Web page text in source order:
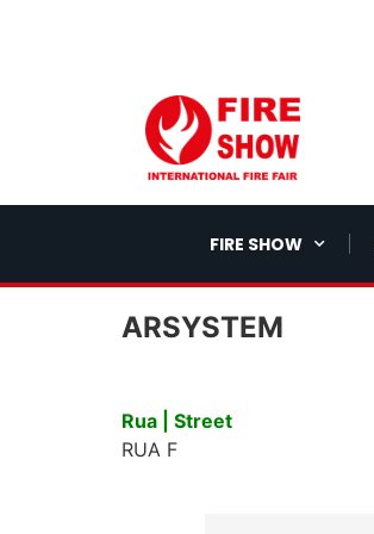
FIRE SHOW
ARSYSTEM
Rua | Street
RUA F